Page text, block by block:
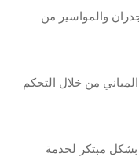
والمواسير من
من خلال التحكم
بشكل مبتكر لخدمة